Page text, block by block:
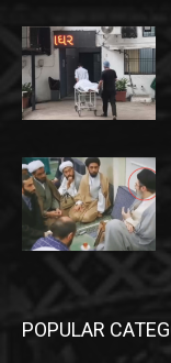
POPULAR